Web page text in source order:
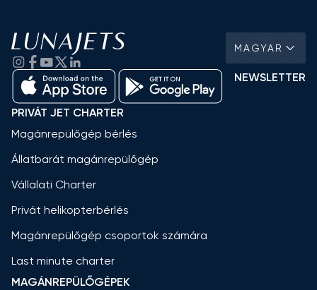
MAGYAR
NEWSLETTER
PRIVÁT JET CHARTER
Magánrepülőgép bérlés
Állatbarát magánrepülőgép
Vállalati Charter
Privát helikopterbérlés
Magánrepülőgép csoportok számára
Last minute charter
MAGÁNREPÜLŐGÉPEK